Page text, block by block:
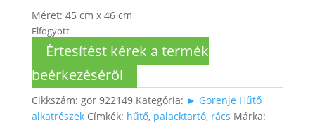
Méret: 45 cm x 46 cm
Elfogyott
Értesítést kérek a termék
beérkezéséről
Cikkszám: gor 922149 Kategória: ► Gorenje Hűtő
alkatrészek Címkék: hűtő, palacktartó, rács Márka: